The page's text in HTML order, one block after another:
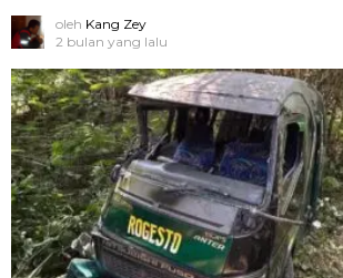
oleh Kang Zey
2 bulan yang lalu